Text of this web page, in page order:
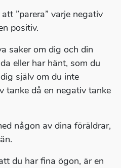
”parera” varje negativ
positiv.
saker om dig och din
eller har hänt, som du
själv om du inte
tanke då en negativ tanke
någon av dina föräldrar,
du har fina ögon, är en